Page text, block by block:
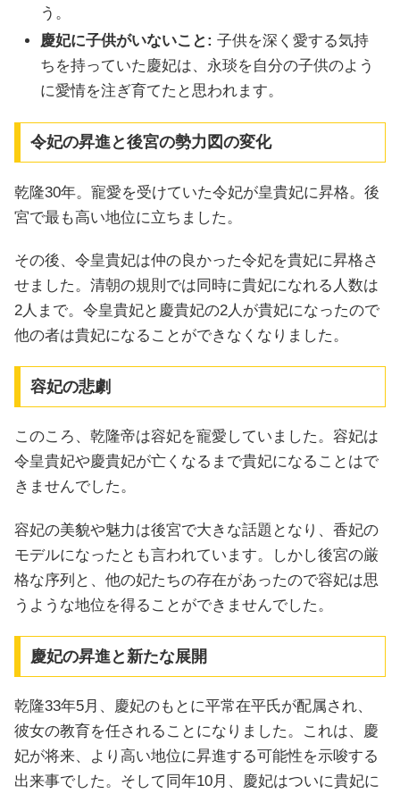
う。
慶妃に子供がいないこと: 子供を深く愛する気持
ちを持っていた慶妃は、永琰を自分の子供のよう
に愛情を注ぎ育てたと思われます。
令妃の昇進と後宮の勢力図の変化
乾隆30年。寵愛を受けていた令妃が皇貴妃に昇格。後
宮で最も高い地位に立ちました。
その後、令皇貴妃は仲の良かった令妃を貴妃に昇格さ
せました。清朝の規則では同時に貴妃になれる人数は
2人まで。令皇貴妃と慶貴妃の2人が貴妃になったので
他の者は貴妃になることができなくなりました。
容妃の悲劇
このころ、乾隆帝は容妃を寵愛していました。容妃は
令皇貴妃や慶貴妃が亡くなるまで貴妃になることはで
きませんでした。
容妃の美貌や魅力は後宮で大きな話題となり、香妃の
モデルになったとも言われています。しかし後宮の厳
格な序列と、他の妃たちの存在があったので容妃は思
うような地位を得ることができませんでした。
慶妃の昇進と新たな展開
乾隆33年5月、慶妃のもとに平常在平氏が配属され、
彼女の教育を任されることになりました。これは、慶
妃が将来、より高い地位に昇進する可能性を示唆する
出来事でした。そして同年10月、慶妃はついに貴妃に